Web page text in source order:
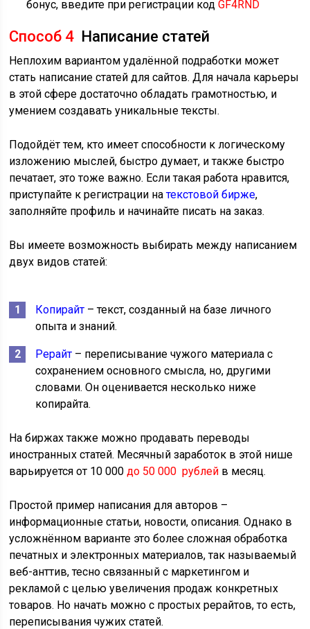
бонус, введите при регистрации кодGF4RND
Способ 4 Написание статей
Неплохим вариантом удалённой подработки может
стать написание статей для сайтов. Для начала карьеры
в этой сфере достаточно обладать грамотностью, и
умением создавать уникальные тексты.
Подойдёт тем, кто имеет способности к логическому
изложению мыслей, быстро думает, и также быстро
печатает, это тоже важно. Если такая работа нравится,
приступайте к регистрации натекстовой бирже,
заполняйте профиль и начинайте писать на заказ.
Вы имеете возможность выбирать между написанием
двух видов статей:
Копирайт – текст, созданный на базе личного
опыта и знаний.
Рерайт – переписывание чужого материала с
сохранением основного смысла, но, другими
словами. Он оценивается несколько ниже
копирайта.
На биржах также можно продавать переводы
иностранных статей. Месячный заработок в этой нише
варьируется от 10 000до 50 000 рублей в месяц.
Простой пример написания для авторов –
информационные статьи, новости, описания. Однако в
усложнённом варианте это более сложная обработка
печатных и электронных материалов, так называемый
веб-анттив, тесно связанный с маркетингом и
рекламой с целью увеличения продаж конкретных
товаров. Но начать можно с простых рерайтов, то есть,
переписывания чужих статей.